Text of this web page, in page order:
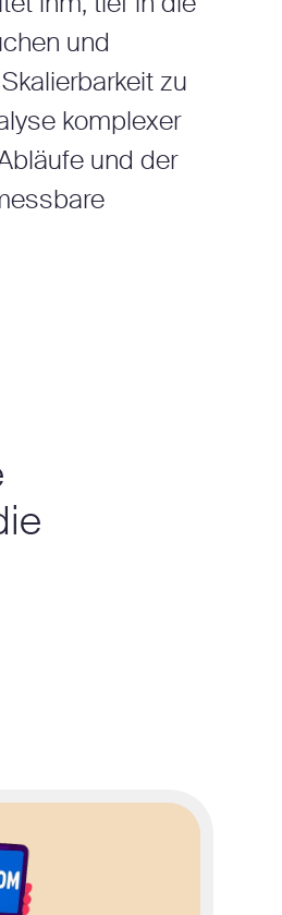
und
zu
komplexer
und der